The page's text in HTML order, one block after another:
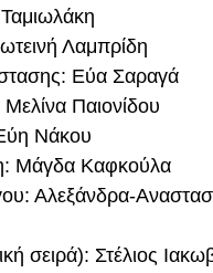
Λαμπρίδη
Εύα Σαραγά
Παιονίδου
Νάκου
Μάγδα Καφκούλα
Αλεξάνδρα-
σειρά): Στέλιος